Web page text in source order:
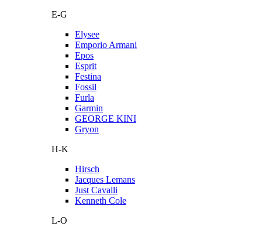
E-G
Elysee
Emporio Armani
Epos
Esprit
Festina
Fossil
Furla
Garmin
GEORGE KINI
Gryon
H-K
Hirsch
Jacques Lemans
Just Cavalli
Kenneth Cole
L-O